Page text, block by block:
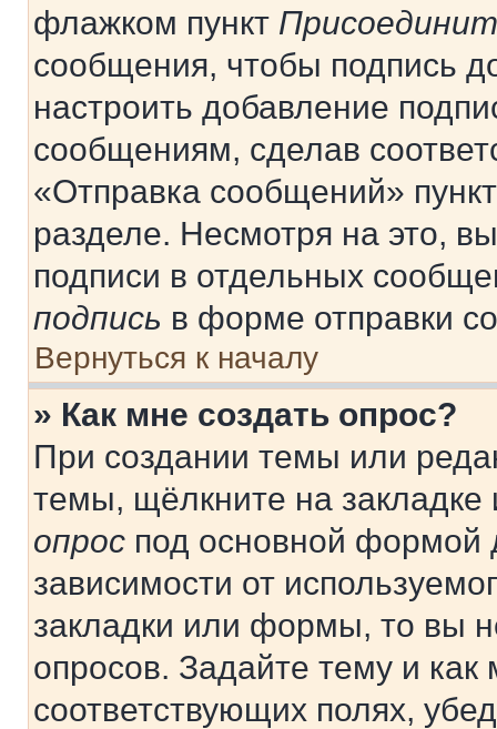
флажком пункт
сообщения, чтобы подпись
настроить добавление
сообщениям, сделав
«Отправка сообщений»
разделе. Несмотря на это,
подписи в отдельных
подпись в форме отправки
Вернуться к началу
» Как мне создать опрос?
При создании темы или
темы, щёлкните на
опрос под основной формой
зависимости от
закладки или формы, то вы
опросов. Задайте тему и
соответствующих полях,